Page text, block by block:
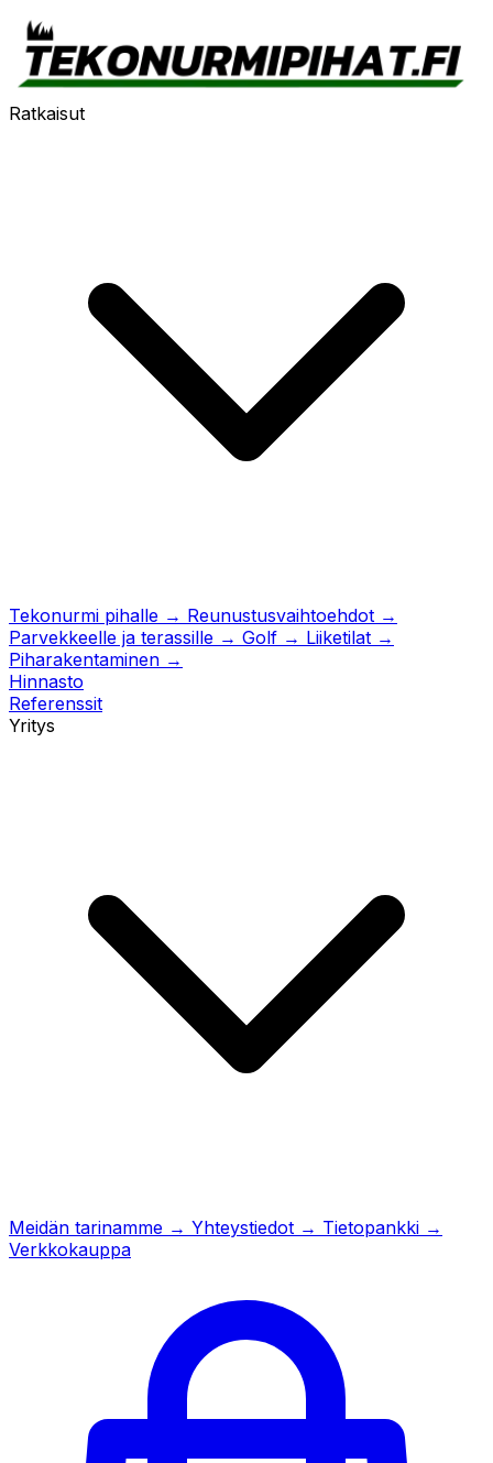
Ratkaisut
Tekonurmi pihalle → Reunustusvaihtoehdot →
Parvekkeelle ja terassille → Golf → Liiketilat →
Piharakentaminen →
Hinnasto
Referenssit
Yritys
Meidän tarinamme → Yhteystiedot → Tietopankki →
Verkkokauppa